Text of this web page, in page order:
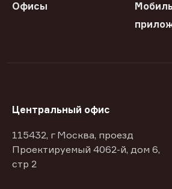
Офисы
Центральный офис
115432, г Москва, проезд
Проектируемый 4062-й, дом 6,
стр 2